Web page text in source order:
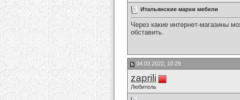
Итальянские марки мебели
Через какие интернет-магазины
обставить.
04.03.2022, 10:29
zaprili
Любитель